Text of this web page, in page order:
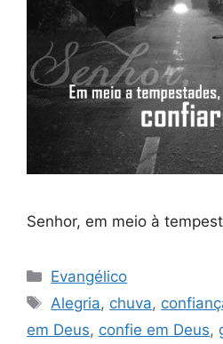
Senhor, em meio à
Categorias
Evangélico
Tags
Alegria, chuva,
em Deus, confie em Deus,